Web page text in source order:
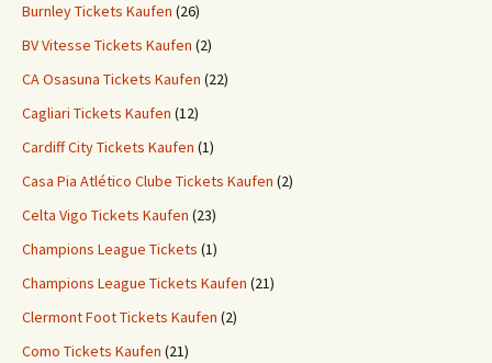
Burnley Tickets Kaufen (26)
BV Vitesse Tickets Kaufen (2)
CA Osasuna Tickets Kaufen (22)
Cagliari Tickets Kaufen (12)
Cardiff City Tickets Kaufen (1)
Casa Pia Atlético Clube Tickets Kaufen (2)
Celta Vigo Tickets Kaufen (23)
Champions League Tickets (1)
Champions League Tickets Kaufen (21)
Clermont Foot Tickets Kaufen (2)
Como Tickets Kaufen (21)